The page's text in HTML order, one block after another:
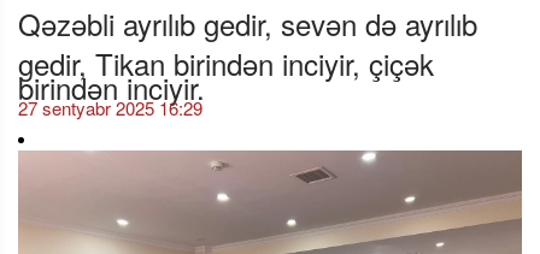
Qəzəbli ayrılıb gedir, sevən də ayrılıb
gedir, Tikan birindən inciyir, çiçək
birindən inciyir.
27 sentyabr 2025 16:29